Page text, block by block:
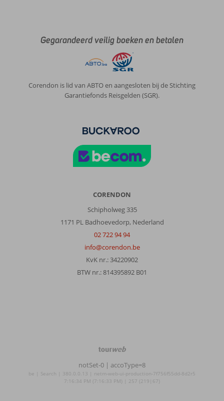
Gegarandeerd veilig boeken en betalen
Corendon is lid van ABTO en aangesloten bij de Stichting
Garantiefonds Reisgelden (SGR).
CORENDON
Schipholweg 335
1171 PL Badhoevedorp, Nederland
02 722 94 94
info@corendon.be
KvK nr.: 34220902
BTW nr.: 814395892 B01
TourWeb
NetMatch
notSet-0 | accoType=8
be | Search | 380.0.0.13 | netm-web-ui-production-7f756f55dd-8d2r5
7:16:34 PM (7:16:33 PM) | 257 (219|67)